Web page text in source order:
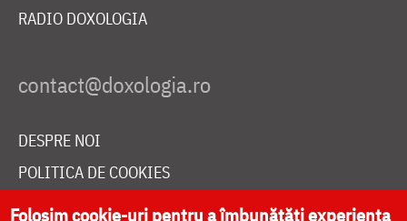
RADIO DOXOLOGIA
DESPRE NOI
POLITICA DE COOKIES
DONEAZĂ ONLINE PENTRU CATEDRALA NAȚIONALĂ
Folosim cookie-uri pentru a îmbunătăți experiența